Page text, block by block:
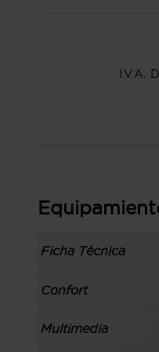
I.V.A.
Ficha Técnica
Información
precios:
Carrocería
Confort
Toma/s de 12v
Apertura a
Multimedia